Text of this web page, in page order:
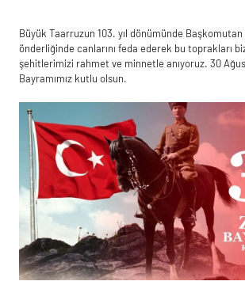
Büyük Taarruzun 103. yıl dönümünde
önderliğinde canlarını feda ederek bu toprakları
şehitlerimizi rahmet ve minnetle anıyoruz. 30
Bayramımız kutlu olsun.